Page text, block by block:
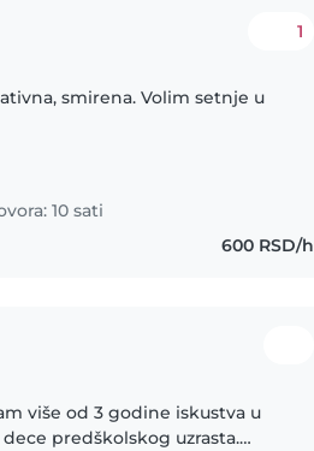
1
smirena. Volim setnje u
10 sati
600 RSD/h
više od 3 godine iskustva u
predškolskog uzrasta.